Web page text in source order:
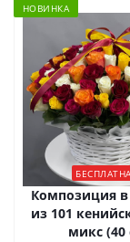
НОВИНКА
Композиция
из 101
микс (40